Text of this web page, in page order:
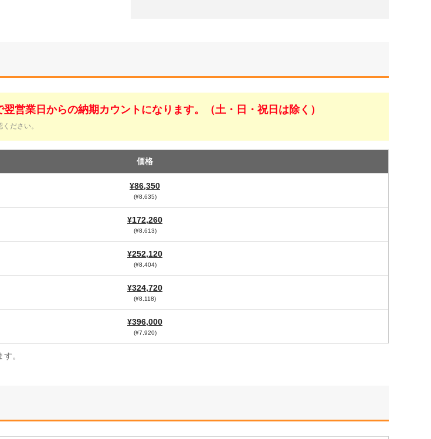
営業日からの納期カウントになります。（土・日・祝日は除く）
ださい。
価格
¥86,350
(¥8,635)
¥172,260
(¥8,613)
¥252,120
(¥8,404)
¥324,720
(¥8,118)
¥396,000
(¥7,920)
。